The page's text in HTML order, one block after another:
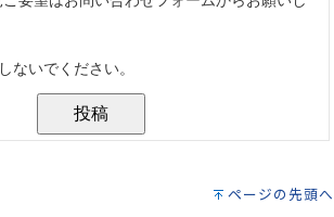
ページの先頭へ